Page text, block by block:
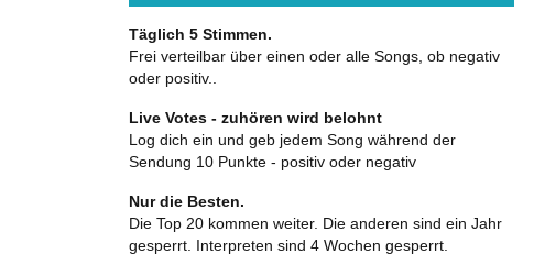
Täglich 5 Stimmen.
Frei verteilbar über einen oder alle Songs, ob negativ
oder positiv..
Live Votes - zuhören wird belohnt
Log dich ein und geb jedem Song während der
Sendung 10 Punkte - positiv oder negativ
Nur die Besten.
Die Top 20 kommen weiter. Die anderen sind ein Jahr
gesperrt. Interpreten sind 4 Wochen gesperrt.